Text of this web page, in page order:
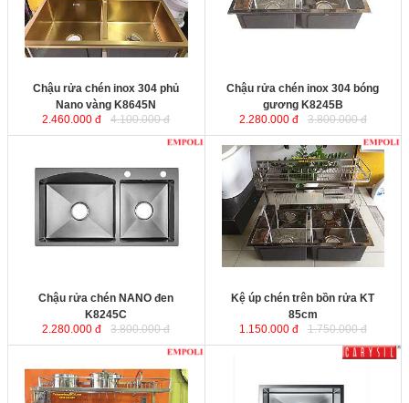
Sản phẩm được phủ lớp NANO
vang dầy 2ly giúp chống trầy xước,
đem lại vẻ đẹp hoàn hảo cho căn
bếp nhà bạn.
Chậu rửa chén inox 304 phủ
Nano vàng K8645N
2.460.000 đ
4.100.000 đ
Chậu rửa chén inox 304 bóng
gương K8245B
2.280.000 đ
3.800.000 đ
K8245C
Chậu rửa chén NANO đen
K8245C
2.280.000 đ
3.800.000 đ
Kệ úp chén trên bồn rửa KT
85cm
được sản xuất từ inox
SUS304 cao cấp. Sản phẩm được
thiết kế đa năng, tiện dụng đem lại
sự sạch sẽ, gọn gàng cho căn bếp
nhà bạn.
Kích thước: 800x300x560mm
Kệ úp chén trên bồn rửa KT
85cm
1.150.000 đ
1.750.000 đ
KT 900mm
Bồn rửa chén inox 1 hộc âm bàn
inox SUS304 cao cấp được sản